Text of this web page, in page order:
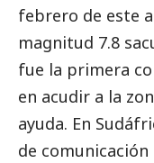
febrero de este
magnitud 7.8
fue la primera
en acudir a la
ayuda. En
de comunicación